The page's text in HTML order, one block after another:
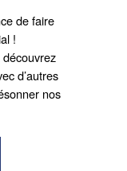
de faire
!
d’autres
nos